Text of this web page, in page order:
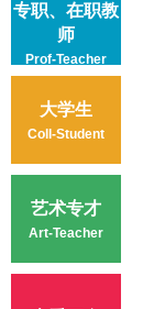
专职、在职教
师
Prof-Teacher
大学生
Coll-Student
艺术专才
Art-Teacher